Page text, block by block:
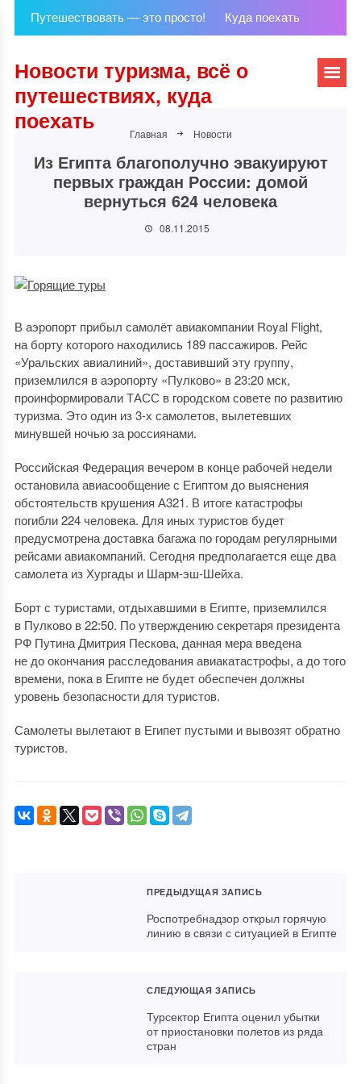
Путешествовать — это просто! Куда поехать
Новости туризма, всё о
путешествиях, куда
поехать
Главная Новости
Из Египта благополучно эвакуируют
первых граждан России: домой
вернуться 624 человека
08.11.2015
В аэропорт прибыл самолёт авиакомпании Royal Flight,
на борту которого находились 189 пассажиров. Рейс
«Уральских авиалиний», доставивший эту группу,
приземлился в аэропорту «Пулково» в 23:20 мск,
проинформировали ТАСС в городском совете по развитию
туризма. Это один из 3-х самолетов, вылетевших
минувшей ночью за россиянами.
Российская Федерация вечером в конце рабочей недели
остановила авиасообщение с Египтом до выяснения
обстоятельств крушения А321. В итоге катастрофы
погибли 224 человека. Для иных туристов будет
предусмотрена доставка багажа по городам регулярными
рейсами авиакомпаний. Сегодня предполагается еще два
самолета из Хургады и Шарм-эш-Шейха.
Борт с туристами, отдыхавшими в Египте, приземлился
в Пулково в 22:50. По утверждению секретаря президента
РФ Путина Дмитрия Пескова, данная мера введена
не до окончания расследования авиакатастрофы, а до того
времени, пока в Египте не будет обеспечен должны
уровень безопасности для туристов.
Самолеты вылетают в Египет пустыми и вывозят обратно
туристов.
ПРЕДЫДУЩАЯ ЗАПИСЬ
Роспотребнадзор открыл горячую
линию в связи с ситуацией в Египте
СЛЕДУЮЩАЯ ЗАПИСЬ
Турсектор Египта оценил убытки
от приостановки полетов из ряда
стран